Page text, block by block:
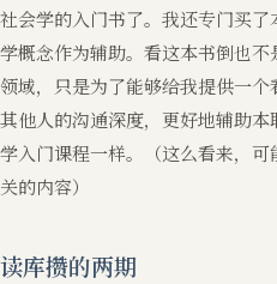
社会学的入门书了。我还专门买
学概念作为辅助。看这本书倒也
领域，只是为了能够给我提供一
其他人的沟通深度，更好地辅助
学入门课程一样。（这么看来，
关的内容）
读库攒的两期